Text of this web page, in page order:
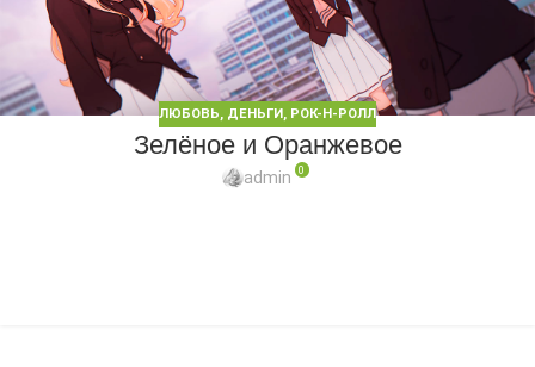
ЛЮБОВЬ, ДЕНЬГИ, РОК-Н-РОЛЛ
Зелёное и Оранжевое
admin 0